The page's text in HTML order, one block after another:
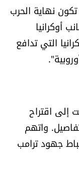
نهاية الحرب
أوكرانيا
التي تدافع
إلى اقتراح
واتهم
جهود ترامب